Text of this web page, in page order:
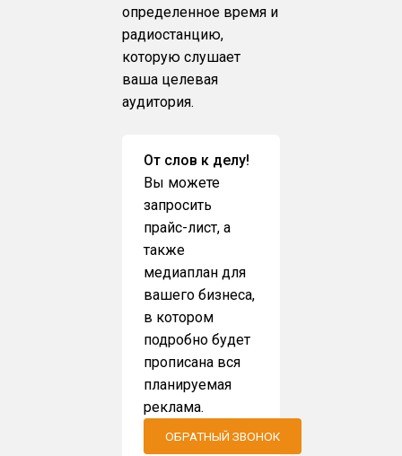
определенное время и
радиостанцию,
которую слушает
ваша целевая
аудитория.
От слов к делу!
Вы можете
запросить
прайс-лист, а
также
медиаплан для
вашего бизнеса,
в котором
подробно будет
прописана вся
планируемая
реклама.
ОБРАТНЫЙ ЗВОНОК